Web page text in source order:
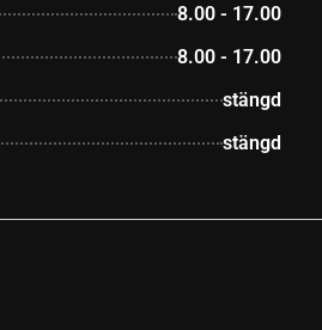
8.00 - 17.00
8.00 - 17.00
stängd
stängd